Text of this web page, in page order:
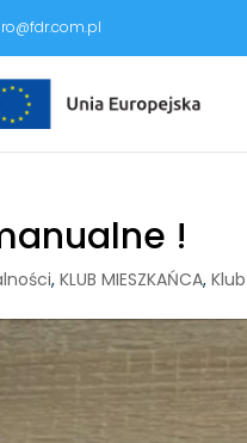
!
,KLUB MIESZKAŃCA,